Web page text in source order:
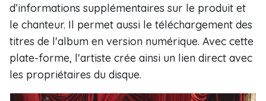
d’informations supplémentaires sur le produit et
le chanteur. Il permet aussi le téléchargement des
titres de l'album en version numérique. Avec cette
plate-forme, l'artiste crée ainsi un lien direct avec
les propriétaires du disque.